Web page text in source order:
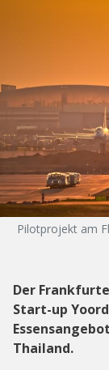
Pilotprojekt am
Der
Start-up
Thailand.